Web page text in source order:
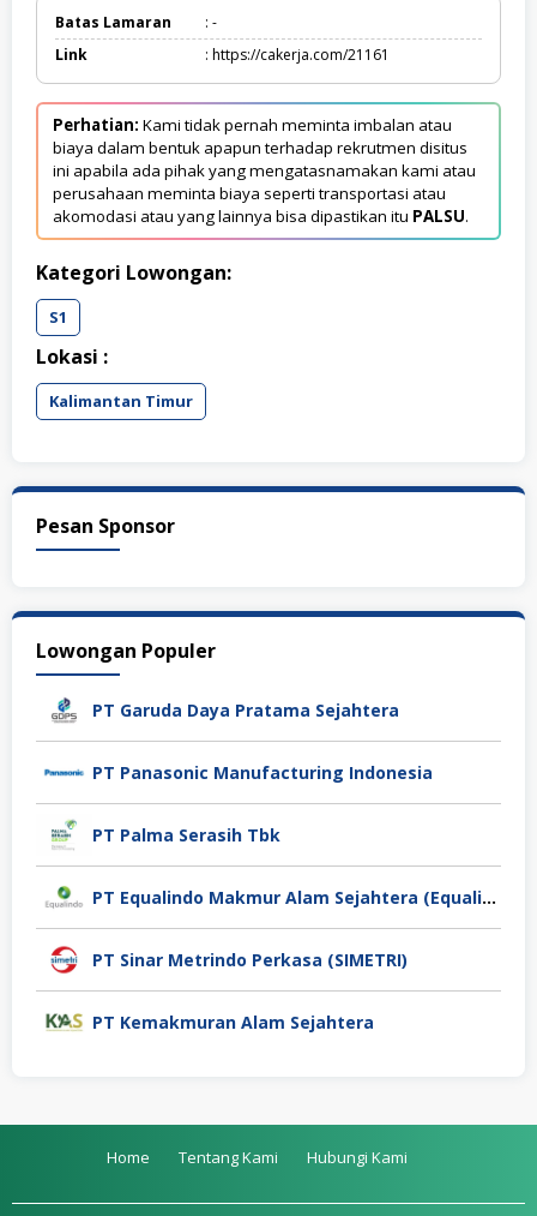
Batas Lamaran
: -
Link
: https://cakerja.com/21161
Perhatian: Kami tidak pernah meminta imbalan atau
biaya dalam bentuk apapun terhadap rekrutmen disitus
ini apabila ada pihak yang mengatasnamakan kami atau
perusahaan meminta biaya seperti transportasi atau
akomodasi atau yang lainnya bisa dipastikan itu PALSU.
Kategori Lowongan:
S1
Lokasi :
Kalimantan Timur
Pesan Sponsor
Lowongan Populer
PT Garuda Daya Pratama Sejahtera
PT Panasonic Manufacturing Indonesia
PT Palma Serasih Tbk
PT Equalindo Makmur Alam Sejahtera (Equalindo Group)
PT Sinar Metrindo Perkasa (SIMETRI)
PT Kemakmuran Alam Sejahtera
Home Tentang Kami Hubungi Kami